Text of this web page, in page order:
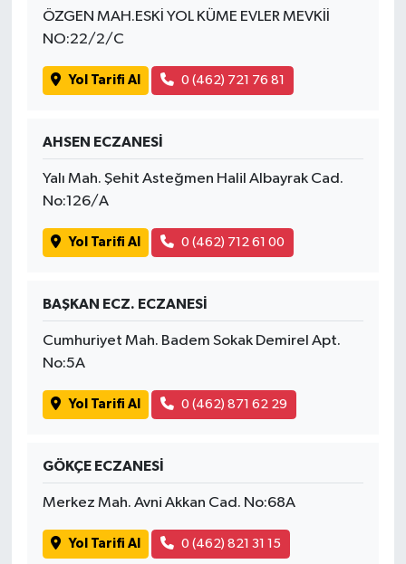
ÖZGEN MAH.ESKİ YOL KÜME EVLER MEVKİİ
NO:22/2/C
Yol Tarifi Al 0 (462) 721 76 81
AHSEN ECZANESİ
Yalı Mah. Şehit Asteğmen Halil Albayrak Cad.
No:126/A
Yol Tarifi Al 0 (462) 712 61 00
BAŞKAN ECZ. ECZANESİ
Cumhuriyet Mah. Badem Sokak Demirel Apt.
No:5A
Yol Tarifi Al 0 (462) 871 62 29
GÖKÇE ECZANESİ
Merkez Mah. Avni Akkan Cad. No:68A
Yol Tarifi Al 0 (462) 821 31 15